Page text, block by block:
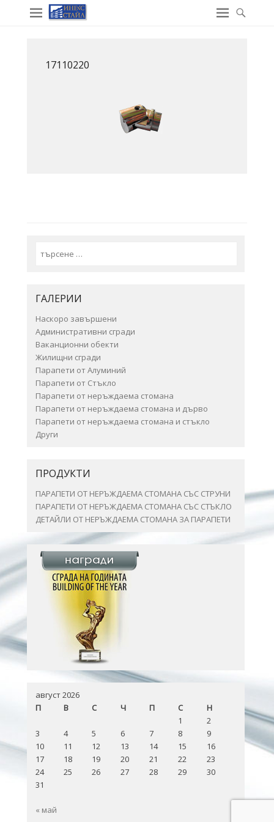
17110220
ГАЛЕРИИ
Наскоро завършени
Административни сгради
Ваканционни обекти
Жилищни сгради
Парапети от Алуминий
Парапети от Стъкло
Парапети от неръждаема стомана
Парапети от неръждаема стомана и дърво
Парапети от неръждаема стомана и стъкло
Други
ПРОДУКТИ
ПАРАПЕТИ ОТ НЕРЪЖДАЕМА СТОМАНА СЪС СТРУНИ
ПАРАПЕТИ ОТ НЕРЪЖДАЕМА СТОМАНА СЪС СТЪКЛО
ДЕТАЙЛИ ОТ НЕРЪЖДАЕМА СТОМАНА ЗА ПАРАПЕТИ
август 2026
П
В С Ч П С
Н
1
2
3
4 5 6 7 8
9
10
11 12 13 14 15
16
17
18 19 20 21 22
23
24
25 26 27 28 29
30
31
« май